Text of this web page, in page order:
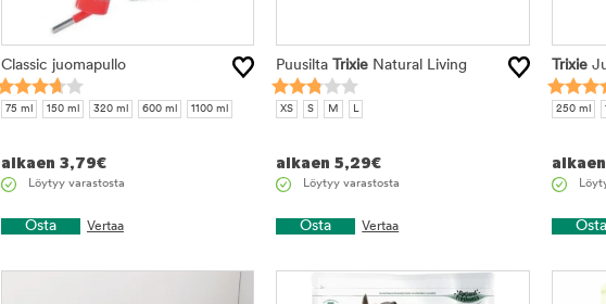
Classic juomapullo
75 ml 150 ml 320 ml 600 ml 1100 ml
alkaen 3,79€
Löytyy varastosta
Osta Vertaa
Puusilta Trixie Natural Living
XS S M L
alkaen 5,29€
Löytyy varastosta
Osta Vertaa
Trixie
250 ml
alkaen
Osta